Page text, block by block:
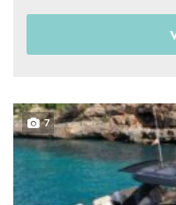
7